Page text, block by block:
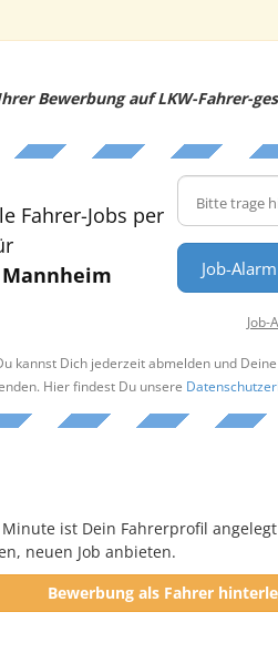
Bewerbung auf LKW-Fahrer-
Fahrer-Jobs per
Mannheim
Job-
Job-
kannst Dich jederzeit abmelden und
Hier findest Du unsere
ist Dein Fahrerprofil
neuen Job anbieten.
Bewerbung als Fahrer